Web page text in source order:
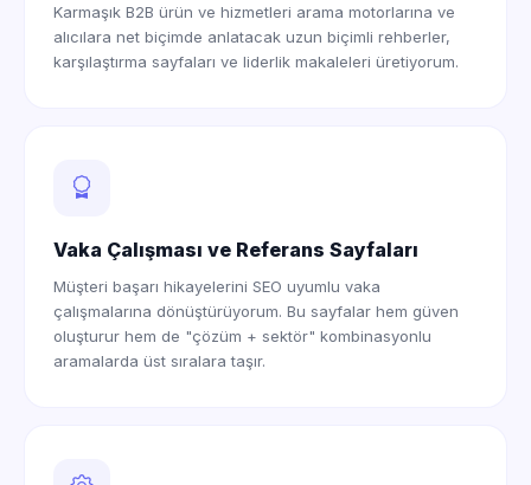
Karmaşık B2B ürün ve hizmetleri arama motorlarına ve
alıcılara net biçimde anlatacak uzun biçimli rehberler,
karşılaştırma sayfaları ve liderlik makaleleri üretiyorum.
Vaka Çalışması ve Referans Sayfaları
Müşteri başarı hikayelerini SEO uyumlu vaka
çalışmalarına dönüştürüyorum. Bu sayfalar hem güven
oluşturur hem de "çözüm + sektör" kombinasyonlu
aramalarda üst sıralara taşır.